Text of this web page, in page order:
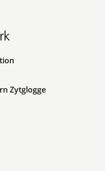
Zytglogge